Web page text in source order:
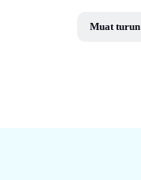
Muat turun